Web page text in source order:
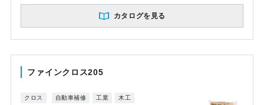
カタログを見る
ファインクロス205
クロス 自動車補修 工業 木工